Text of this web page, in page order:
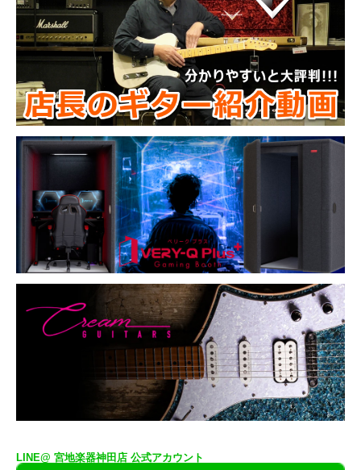
LINE@ 宮地楽器神田店 公式アカウント